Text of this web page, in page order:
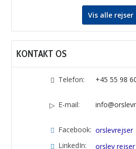
Vis alle rejser
KONTAKT OS
Telefon: +45 55 98
E-mail:
Facebook: orslevrejser
LinkedIn:
orslev rejser